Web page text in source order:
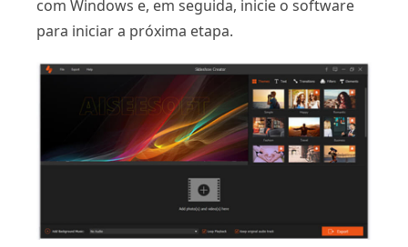
com Windows e, em seguida, inicie o software
para iniciar a próxima etapa.